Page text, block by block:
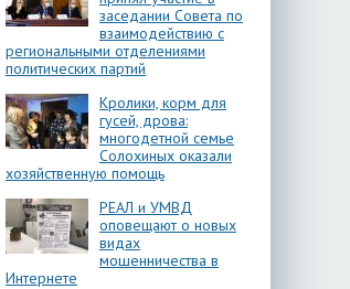
заседании Совета по
взаимодействию с
региональными отделениями
политических партий
Кролики, корм для
гусей, дрова:
многодетной семье
Солохиных оказали
хозяйственную помощь
РЕАЛ и УМВД
оповещают о новых
видах
мошенничества в
Интернете